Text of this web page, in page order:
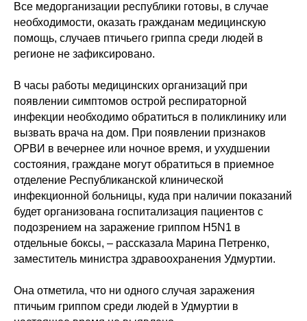
Все медорганизации республики готовы, в случае
необходимости, оказать гражданам медицинскую
помощь, случаев птичьего гриппа среди людей в
регионе не зафиксировано.
В часы работы медицинских организаций при
появлении симптомов острой респираторной
инфекции необходимо обратиться в поликлинику или
вызвать врача на дом. При появлении признаков
ОРВИ в вечернее или ночное время, и ухудшении
состояния, граждане могут обратиться в приемное
отделение Республиканской клинической
инфекционной больницы, куда при наличии показаний
будет организована госпитализация пациентов с
подозрением на заражение гриппом H5N1 в
отдельные боксы, – рассказала Марина Петренко,
заместитель министра здравоохранения Удмуртии.
Она отметила, что ни одного случая заражения
птичьим гриппом среди людей в Удмуртии в